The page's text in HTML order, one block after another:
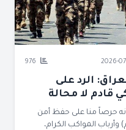
الرد على
قادم لا محالة
حرصاً منا على حفظ أمن
وأرباب المواكب الكرام،